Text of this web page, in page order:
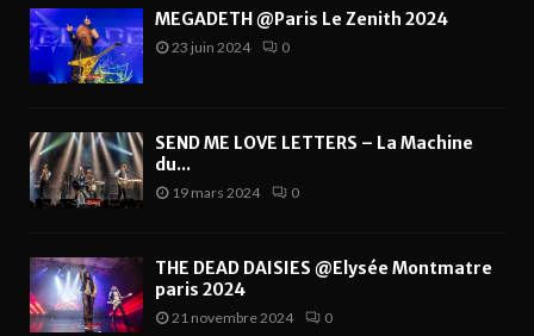
MEGADETH @Paris Le Zenith 2024
23 juin 2024 0
SEND ME LOVE LETTERS – La Machine
du...
19 mars 2024 0
THE DEAD DAISIES @Elysée Montmatre
paris 2024
21 novembre 2024 0